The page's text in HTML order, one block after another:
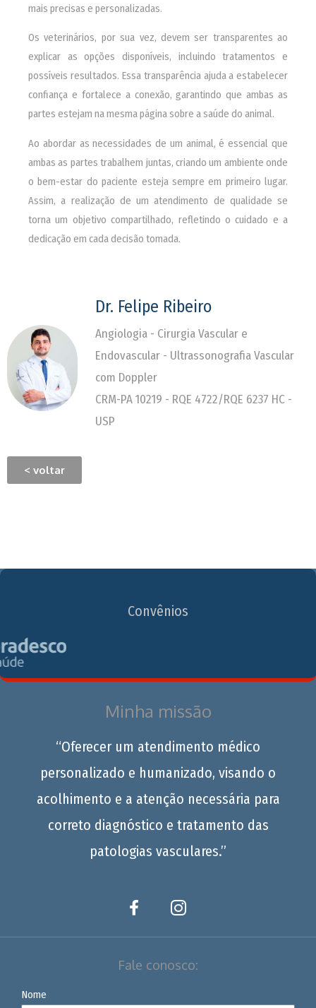
mais precisas e personalizadas.
Os veterinários, por sua vez, devem ser transparentes ao
explicar as opções disponíveis, incluindo tratamentos e
possíveis resultados. Essa transparência ajuda a estabelecer
confiança e fortalece a conexão, garantindo que ambas as
partes estejam na mesma página sobre a saúde do animal.
Ao abordar as necessidades de um animal, é essencial que
ambas as partes trabalhem juntas, criando um ambiente onde
o bem-estar do paciente esteja sempre em primeiro lugar.
Assim, a realização de um atendimento de qualidade se
torna um objetivo compartilhado, refletindo o cuidado e a
dedicação em cada decisão tomada.
Dr. Felipe Ribeiro
Angiologia - Cirurgia Vascular e
Endovascular - Ultrassonografia Vascular
com Doppler
CRM-PA 10219 - RQE 4722/RQE 6237 HC -
USP
< voltar
Convênios
Minha missão
“Oferecer um atendimento médico
personalizado e humanizado, visando o
acolhimento e a atenção necessária para
correto diagnóstico e tratamento das
patologias vasculares.”
Fale conosco:
Nome